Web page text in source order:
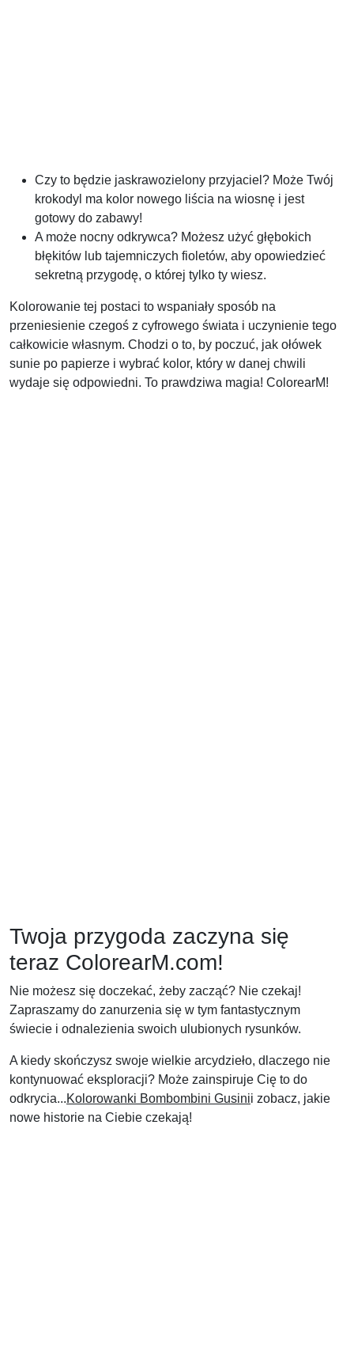
Czy to będzie jaskrawozielony przyjaciel? Może Twój
krokodyl ma kolor nowego liścia na wiosnę i jest
gotowy do zabawy!
A może nocny odkrywca? Możesz użyć głębokich
błękitów lub tajemniczych fioletów, aby opowiedzieć
sekretną przygodę, o której tylko ty wiesz.
Kolorowanie tej postaci to wspaniały sposób na
przeniesienie czegoś z cyfrowego świata i uczynienie tego
całkowicie własnym. Chodzi o to, by poczuć, jak ołówek
sunie po papierze i wybrać kolor, który w danej chwili
wydaje się odpowiedni. To prawdziwa magia! ColorearM!
Twoja przygoda zaczyna się
teraz ColorearM.com!
Nie możesz się doczekać, żeby zacząć? Nie czekaj!
Zapraszamy do zanurzenia się w tym fantastycznym
świecie i odnalezienia swoich ulubionych rysunków.
A kiedy skończysz swoje wielkie arcydzieło, dlaczego nie
kontynuować eksploracji? Może zainspiruje Cię to do
odkrycia...Kolorowanki Bombombini Gusinii zobacz, jakie
nowe historie na Ciebie czekają!